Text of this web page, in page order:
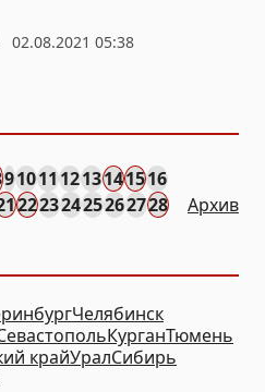
02.08.2021 05:38
910111213141516
22232425262728
Архив
Челябинск
КурганТюмень
крайУралСибирь